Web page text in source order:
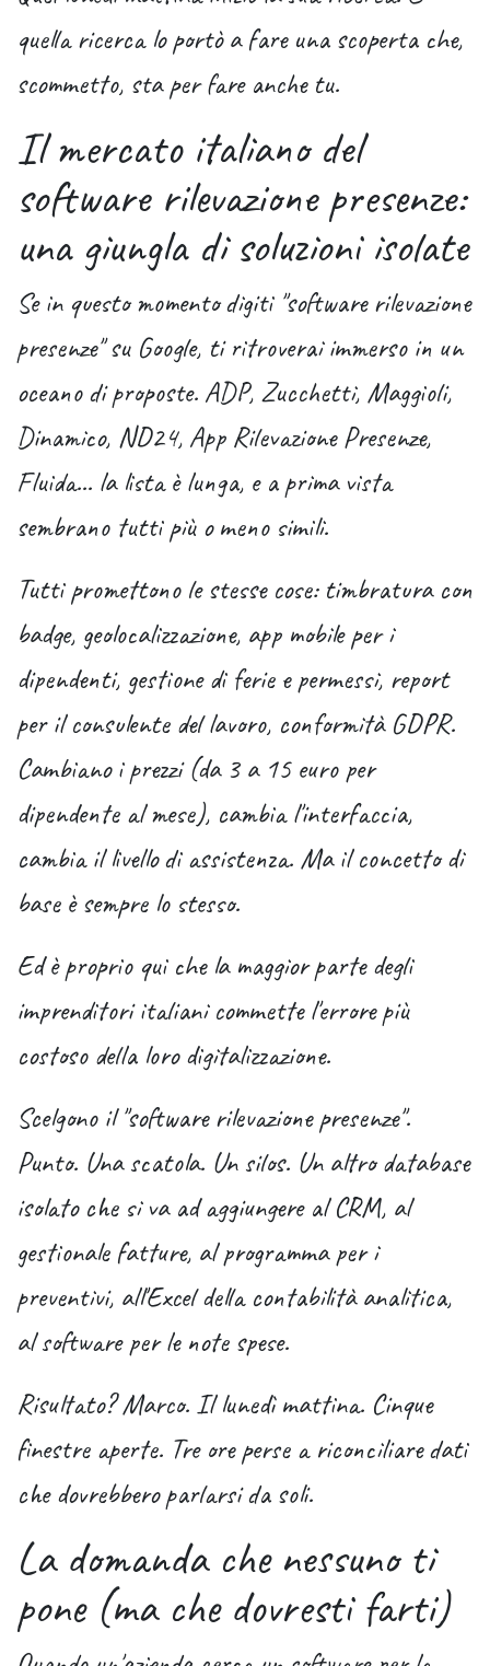
quella ricerca lo portò a fare una scoperta che,
scommetto, sta per fare anche tu.
Il mercato italiano del
software rilevazione presenze:
una giungla di soluzioni isolate
Se in questo momento digiti "software rilevazione
presenze" su Google, ti ritroverai immerso in un
oceano di proposte. ADP, Zucchetti, Maggioli,
Dinamico, ND24, App Rilevazione Presenze,
Fluida... la lista è lunga, e a prima vista
sembrano tutti più o meno simili.
Tutti promettono le stesse cose: timbratura con
badge, geolocalizzazione, app mobile per i
dipendenti, gestione di ferie e permessi, report
per il consulente del lavoro, conformità GDPR.
Cambiano i prezzi (da 3 a 15 euro per
dipendente al mese), cambia l'interfaccia,
cambia il livello di assistenza. Ma il concetto di
base è sempre lo stesso.
Ed è proprio qui che la maggior parte degli
imprenditori italiani commette l'errore più
costoso della loro digitalizzazione.
Scelgono il "software rilevazione presenze".
Punto. Una scatola. Un silos. Un altro database
isolato che si va ad aggiungere al CRM, al
gestionale fatture, al programma per i
preventivi, all'Excel della contabilità analitica,
al software per le note spese.
Risultato? Marco. Il lunedì mattina. Cinque
finestre aperte. Tre ore perse a riconciliare dati
che dovrebbero parlarsi da soli.
La domanda che nessuno ti
pone (ma che dovresti farti)